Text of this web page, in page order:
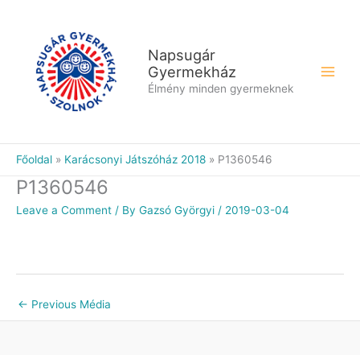
Napsugár
Gyermekház
Élmény minden gyermeknek
Főoldal Karácsonyi Játszóház 2018 P1360546
P1360546
Leave a Comment / By Gazsó Györgyi / 2019-03-04
← Previous Média